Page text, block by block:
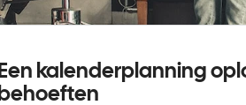
Een kalenderplanning
behoeften